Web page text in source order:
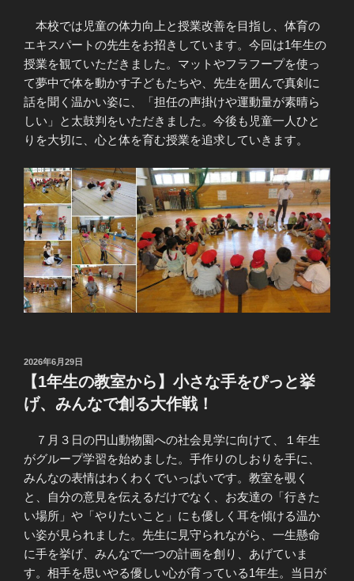
本校では児童の体力向上と授業改善を目指し、体育の
エキスパートの先生をお招きしています。今回は1年生の
授業を観ていただきました。マットやフラフープを使っ
て夢中で体を動かす子どもたちや、先生を囲んで真剣に
話を聞く温かい姿に、「担任の声掛けや運動量が素晴ら
しい」と太鼓判をいただきました。今後も児童一人ひと
りを大切に、心と体を育む授業を追求していきます。
投
日:
2026年6月29日
【1年生の教室から】小さな手をぴっと挙
げ、みんなで創る大作戦！
７月３日の円山動物園への社会見学に向けて、１年生
がグループ学習を始めました。手作りのしおりを手に、
みんなの表情はわくわくでいっぱいです。教室を覗く
と、自分の意見を伝えるだけでなく、お友達の「行きた
い場所」や「やりたいこと」にも優しく耳を傾ける温か
い姿が見られました。先生に見守られながら、一生懸命
に手を挙げ、みんなで一つの計画を創り、あげていま
す。相手を思いやる優しい心が育っている1年生。当日が